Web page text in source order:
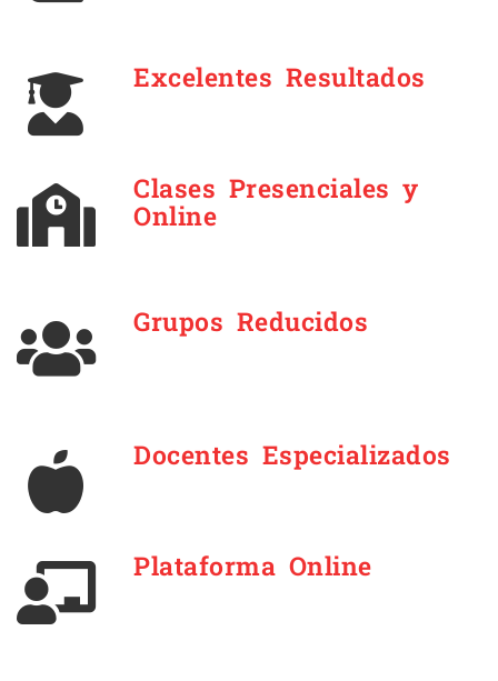
Excelentes Resultados
Clases Presenciales y
Online
Grupos Reducidos
Docentes Especializados
Plataforma Online